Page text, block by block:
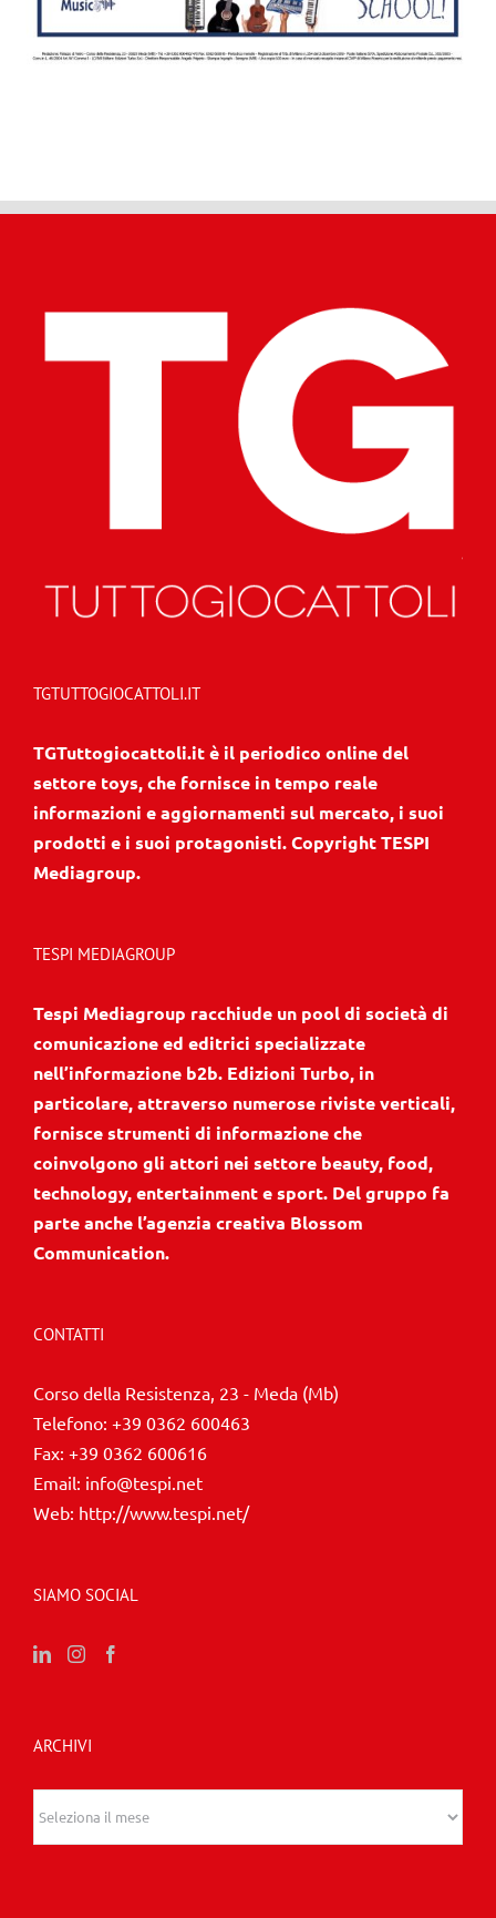
TGTUTTOGIOCATTOLI.IT
TGTuttogiocattoli.it è il periodico online del
settore toys, che fornisce in tempo reale
informazioni e aggiornamenti sul mercato, i suoi
prodotti e i suoi protagonisti. Copyright TESPI
Mediagroup.
TESPI MEDIAGROUP
Tespi Mediagroup racchiude un pool di società di
comunicazione ed editrici specializzate
nell’informazione b2b. Edizioni Turbo, in
particolare, attraverso numerose riviste verticali,
fornisce strumenti di informazione che
coinvolgono gli attori nei settore beauty, food,
technology, entertainment e sport. Del gruppo fa
parte anche l’agenzia creativa Blossom
Communication.
CONTATTI
Corso della Resistenza, 23 - Meda (Mb)
Telefono: +39 0362 600463
Fax: +39 0362 600616
Email: info@tespi.net
Web: http://www.tespi.net/
SIAMO SOCIAL
ARCHIVI